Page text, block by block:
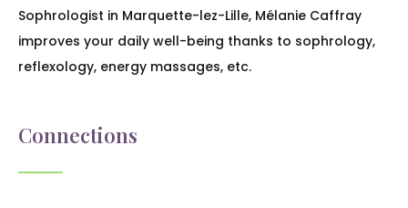
Sophrologist in Marquette-lez-Lille, Mélanie Caffray
improves your daily well-being thanks to sophrology,
reflexology, energy massages, etc.
Connections